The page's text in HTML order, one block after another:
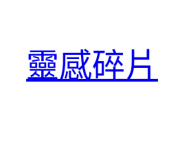
靈感碎片